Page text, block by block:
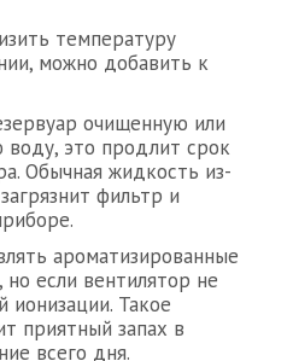
температуру
можно добавить к
очищенную или
воду, это продлит срок
Обычная жидкость из-
фильтр и
ароматизированные
но если вентилятор не
ионизации. Такое
приятный запах в
всего дня.